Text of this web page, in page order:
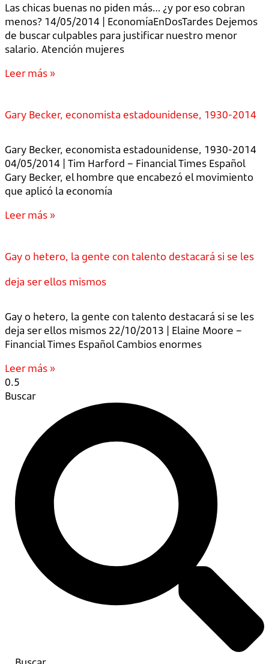
Las chicas buenas no piden más… ¿y por eso cobran
menos? 14/05/2014 | EconomíaEnDosTardes Dejemos
de buscar culpables para justificar nuestro menor
salario. Atención mujeres
Leer más »
Gary Becker, economista estadounidense, 1930-2014
Gary Becker, economista estadounidense, 1930-2014
04/05/2014 | Tim Harford – Financial Times Español
Gary Becker, el hombre que encabezó el movimiento
que aplicó la economía
Leer más »
Gay o hetero, la gente con talento destacará si se les
deja ser ellos mismos
Gay o hetero, la gente con talento destacará si se les
deja ser ellos mismos 22/10/2013 | Elaine Moore –
Financial Times Español Cambios enormes
Leer más »
Buscar